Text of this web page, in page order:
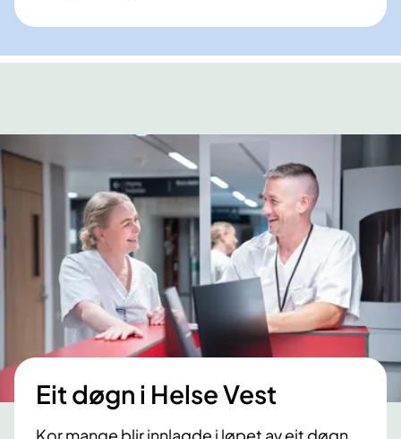
Eit døgn i Helse Vest
Kor mange blir innlagde i løpet av eit døgn,